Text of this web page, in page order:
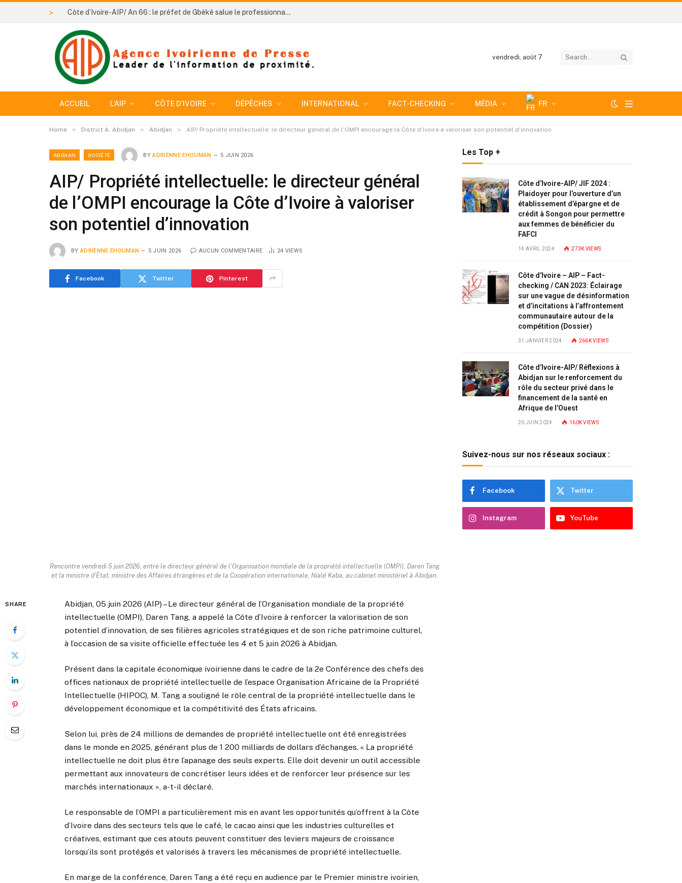
> Côte d’Ivoire-AIP/ An 66 : le préfet de Gbêkê salue le professionnalisme des FDS et les appelle à la vigilance face aux menaces sécuritaires
vendredi, août 7
ACCUEIL L’AIP CÔTE D’IVOIRE DÉPÊCHES INTERNATIONAL FACT-CHECKING MÉDIA FR
Home » District A. Abidjan » Abidjan » AIP/ Propriété intellectuelle: le directeur général de l’OMPI encourage la Côte d’Ivoire à valoriser son potentiel d’innovation
ABIDJAN SOCIÉTÉ BY ADRIENNE EHOUMAN 5 JUIN 2026
AIP/ Propriété intellectuelle: le directeur général
de l’OMPI encourage la Côte d’Ivoire à valoriser
son potentiel d’innovation
BY ADRIENNE EHOUMAN 5 JUIN 2026 AUCUN COMMENTAIRE 24 VIEWS
Facebook Twitter Pinterest
Rencontre vendredi 5 juin 2026, entre le directeur général de l’Organisation mondiale de la propriété intellectuelle (OMPI), Daren Tang
et la ministre d’État, ministre des Affaires étrangères et de la Coopération internationale, Nialé Kaba, au cabinet ministériel à Abidjan.
SHARE
Abidjan, 05 juin 2026 (AIP) – Le directeur général de l’Organisation mondiale de la propriété
intellectuelle (OMPI), Daren Tang, a appelé la Côte d’Ivoire à renforcer la valorisation de son
potentiel d’innovation, de ses filières agricoles stratégiques et de son riche patrimoine culturel,
à l’occasion de sa visite officielle effectuée les 4 et 5 juin 2026 à Abidjan.
Présent dans la capitale économique ivoirienne dans le cadre de la 2e Conférence des chefs des
offices nationaux de propriété intellectuelle de l’espace Organisation Africaine de la Propriété
Intellectuelle (HIPOC), M. Tang a souligné le rôle central de la propriété intellectuelle dans le
développement économique et la compétitivité des États africains.
Selon lui, près de 24 millions de demandes de propriété intellectuelle ont été enregistrées
dans le monde en 2025, générant plus de 1 200 milliards de dollars d’échanges. « La propriété
intellectuelle ne doit plus être l’apanage des seuls experts. Elle doit devenir un outil accessible
permettant aux innovateurs de concrétiser leurs idées et de renforcer leur présence sur les
marchés internationaux », a-t-il déclaré.
Le responsable de l’OMPI a particulièrement mis en avant les opportunités qu’offrent à la Côte
d’Ivoire dans des secteurs tels que le café, le cacao ainsi que les industries culturelles et
créatives, estimant que ces atouts peuvent constituer des leviers majeurs de croissance
lorsqu’ils sont protégés et valorisés à travers les mécanismes de propriété intellectuelle.
En marge de la conférence, Daren Tang a été reçu en audience par le Premier ministre ivoirien,
Les Top +
Côte d’Ivoire-AIP/ JIF 2024 :
Plaidoyer pour l’ouverture d’un
établissement d’épargne et de
crédit à Songon pour permettre
aux femmes de bénéficier du
FAFCI
14 AVRIL 2024 273K VIEWS
Côte d’Ivoire – AIP – Fact-
checking / CAN 2023: Éclairage
sur une vague de désinformation
et d’incitations à l’affrontement
communautaire autour de la
compétition (Dossier)
31 JANVIER 2024 266KVIEWS
Côte d’Ivoire-AIP/ Réflexions à
Abidjan sur le renforcement du
rôle du secteur privé dans le
financement de la santé en
Afrique de l’Ouest
20 JUIN 2024 160KVIEWS
Suivez-nous sur nos réseaux sociaux :
Facebook Twitter
Instagram YouTube